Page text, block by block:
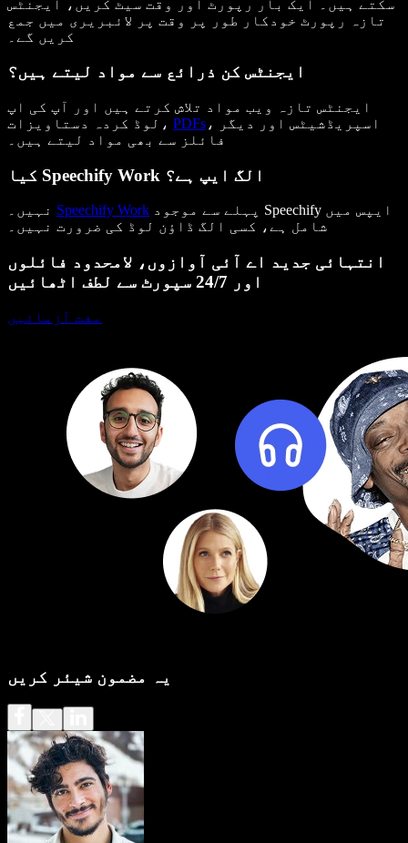
سکتے ہیں۔ ایک بار رپورٹ اور وقت سیٹ کریں، ایجنٹس
تازہ رپورٹ خودکار طور پر وقت پر لائبریری میں جمع
کریں گے۔
ایجنٹس کن ذرائع سے مواد لیتے ہیں؟
ایجنٹس تازہ ویب مواد تلاش کرتے ہیں اور آپ کی اپ
لوڈ کردہ دستاویزات، PDFs ، اسپریڈشیٹس اور دیگر
فائلز سے بھی مواد لیتے ہیں۔
کیا Speechify Work الگ ایپ ہے؟
Speechify Work
شامل ہے، کسی الگ ڈاؤن لوڈ کی ضرورت نہیں۔
انتہائی جدید اے آئی آوازوں، لامحدود فائلوں
اور 24/7 سپورٹ سے لطف اٹھائیں
مفت آزمائیں
یہ مضمون شیئر کریں